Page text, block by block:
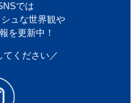
では
ュな世界観や
を更新中！
てください／